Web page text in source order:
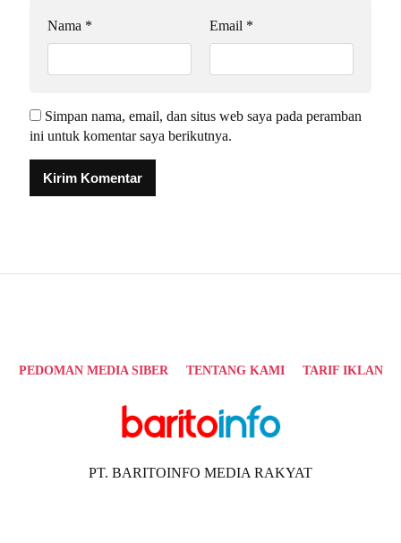
Nama * Email *
Simpan nama, email, dan situs web saya pada peramban
ini untuk komentar saya berikutnya.
PEDOMAN MEDIA SIBER TENTANG KAMI TARIF IKLAN
PT. BARITOINFO MEDIA RAKYAT